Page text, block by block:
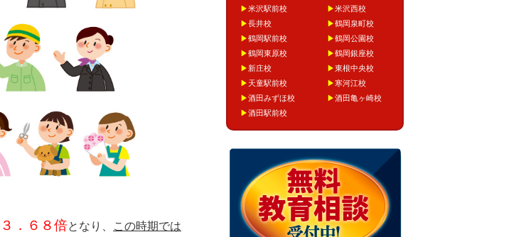
３．６８倍となり、
この時期では
▶米沢駅前校 ▶米沢西校
▶長井校 ▶鶴岡泉町校
▶鶴岡駅前校 ▶鶴岡公園校
▶鶴岡東原校 ▶鶴岡銀座校
▶ 新庄校 ▶東根中央校
▶ 天童駅前校 ▶寒河江校
▶酒田みずほ校 ▶酒田亀ヶ崎校
▶酒田駅前校